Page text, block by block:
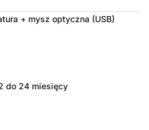
+ mysz optyczna (USB)
do 24 miesięcy